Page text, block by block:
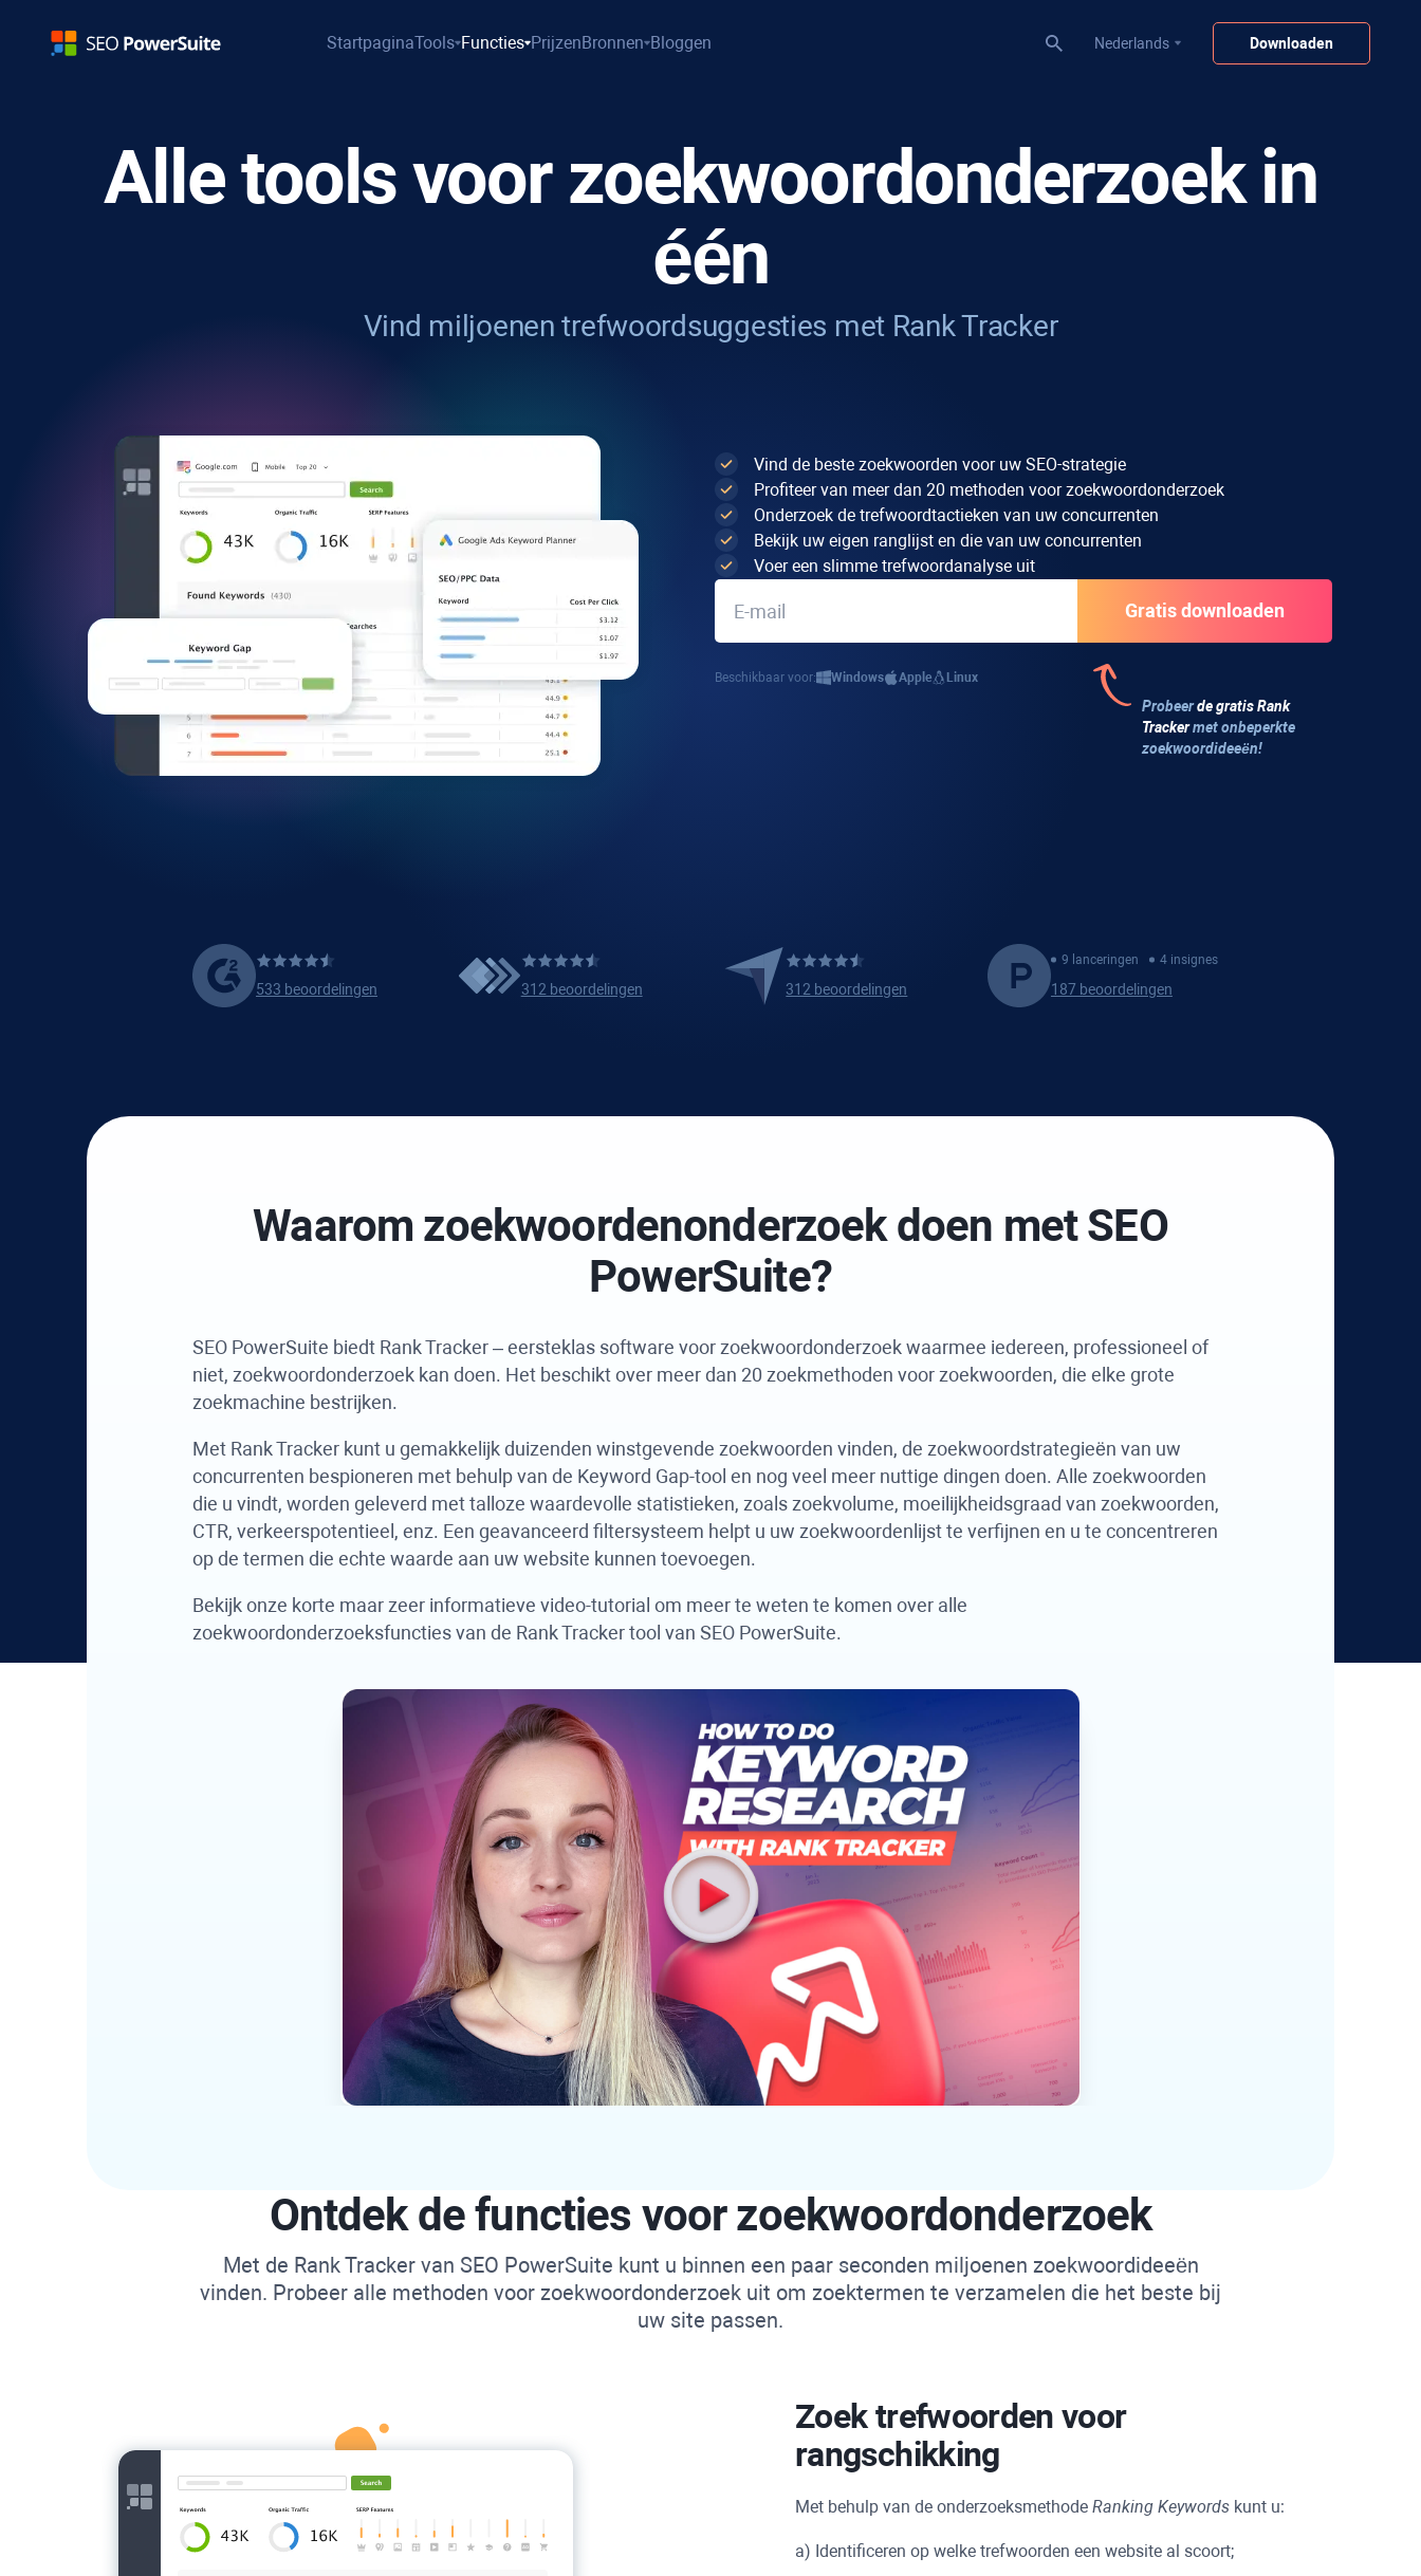
StartpaginaTools Functies PrijzenBronnen Bloggen Nederlands Downloaden
Alle tools voor zoekwoordonderzoek in
één
Vind miljoenen trefwoordsuggesties met Rank Tracker
Vind de beste zoekwoorden voor uw SEO-strategie
Profiteer van meer dan 20 methoden voor zoekwoordonderzoek
Onderzoek de trefwoordtactieken van uw concurrenten
Bekijk uw eigen ranglijst en die van uw concurrenten
Voer een slimme trefwoordanalyse uit
Beschikbaar voor: Windows Apple Linux
Probeerde gratisRank
Trackermet onbeperkte
zoekwoordideeën!
533 beoordelingen 312 beoordelingen 312 beoordelingen
9 lanceringen 4 insignes
187 beoordelingen
Waarom zoekwoordenonderzoek doen metSEO
PowerSuite?
SEO PowerSuite biedt Rank Tracker– eersteklas software voor zoekwoordonderzoek waarmee iedereen, professioneel of
niet, zoekwoordonderzoek kan doen. Het beschikt over meer dan 20 zoekmethoden voor zoekwoorden, die elke grote
zoekmachine bestrijken.
Met Rank Tracker kunt u gemakkelijk duizenden winstgevende zoekwoorden vinden, de zoekwoordstrategieën van uw
concurrenten bespioneren met behulp van de Keyword Gap-tool en nog veel meer nuttige dingen doen. Alle zoekwoorden
die u vindt, worden geleverd met talloze waardevolle statistieken, zoals zoekvolume, moeilijkheidsgraad van zoekwoorden,
CTR, verkeerspotentieel, enz. Een geavanceerd filtersysteem helpt u uw zoekwoordenlijst te verfijnen en u te concentreren
op de termen die echte waarde aan uw website kunnen toevoegen.
Bekijk onze korte maar zeer informatieve video-tutorial om meer te weten te komen over alle
zoekwoordonderzoeksfuncties van de Rank Trackertool van SEO PowerSuite.
Ontdek de functies voor zoekwoordonderzoek
Met de Rank Trackervan SEO PowerSuite kunt u binnen een paar seconden miljoenen zoekwoordideeën
vinden. Probeer alle methoden voor zoekwoordonderzoek uit om zoektermen te verzamelen die het beste bij
uw site passen.
Zoek trefwoorden voor
rangschikking
Met behulp van de onderzoeksmethode Ranking Keywords kunt u:
a) Identificeren op welke trefwoorden een website al scoort;